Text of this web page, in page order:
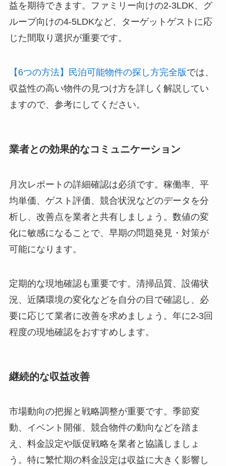
益を期待できます。ファミリー向けの2-3LDK、グ
ループ向けの4-5LDKなど、ターゲットゲストに応
じた間取り選択が重要です。
【6つの方法】民泊可能物件の探し方完全版では、
収益性の高い物件の見つけ方を詳しく解説してい
ますので、参考にしてください。
業者との効果的なコミュニケーション
月次レポートの詳細確認は必須です。稼働率、平
均単価、ゲスト評価、競合状況などのデータを分
析し、改善点を業者と共有しましょう。数値の変
化に敏感になることで、早期の問題発見・対策が
可能になります。
定期的な現地確認も重要です。清掃品質、設備状
況、近隣環境の変化などを自分の目で確認し、必
要に応じて業者に改善を求めましょう。年に2-3回
程度の現地確認をおすすめします。
継続的な収益改善
市場動向の把握と戦略調整が重要です。季節変
動、イベント開催、競合物件の動向などを踏ま
え、料金設定や販促戦略を業者と協議しましょ
う。特に繁忙期の料金設定は収益に大きく影響し